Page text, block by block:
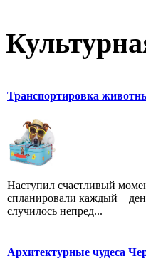
Транспортировка
Наступил счастливый
спланировали каждый
случилось непред...
Архитектурные чудеса